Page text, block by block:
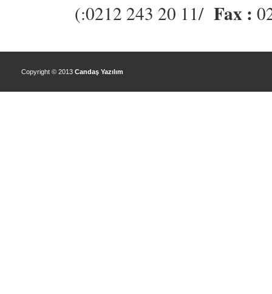
(:0212 243 20 11/Fax :
Copyright © 2013 Candaş Yazılım